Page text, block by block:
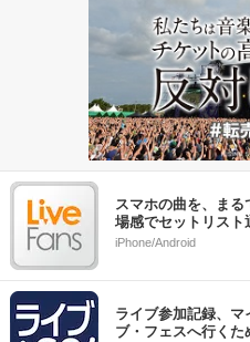
スマホの曲を、ま
場感でセットリスト
iPhone/Android
ライブ参加記録、マ
ブ・フェスへ行くた